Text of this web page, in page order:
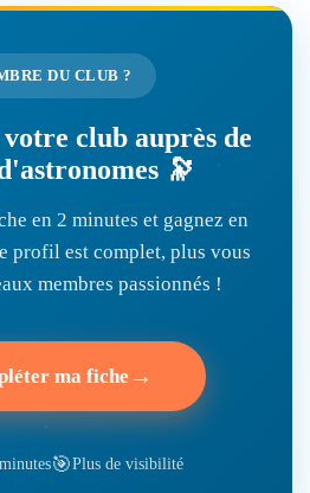
DU CLUB ?
club auprès de
🔭
en 2 minutes et gagnez en
profil est complet, plus vous
membres passionnés !
ma fiche →
🎯Plus de visibilité